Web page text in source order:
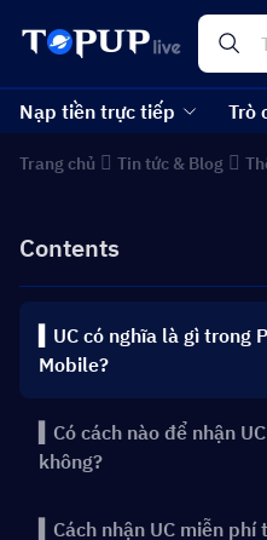
Nạp tiền trực tiếp Trò
Trang chủ Tin tức & Blog
Contents
▍UC có nghĩa là gì trong
Mobile?
▍Có cách nào để nhận
không?
▍Cách nhận UC miễn phí